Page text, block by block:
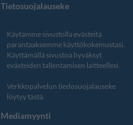
Tietosuojalauseke
Käytämme sivustolla evästeitä
parantaaksemme käyttökokemustasi.
Käyttämällä sivustoa hyväksyt
evästeiden tallentamisen laitteellesi.
Verkkopalvelun tiedosuojalauseke
löytyy tästä.
Mediamyynti